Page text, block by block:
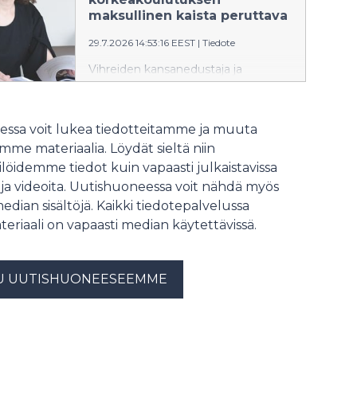
maksullinen kaista peruttava
29.7.2026 14:53:16 EEST | Tiedote
Vihreiden kansanedustaja ja
sivistysvaliokunnan jäsen Mari
opiskelijajärjestöjen laajaa kritiikkiä
esityksestä, joka mahdollistaisi
korkeakoulututkinnon suorittamisen
kokonaan maksullisena avoimessa
korkeakoulussa.
voit lukea tiedotteitamme ja muuta
materiaalia. Löydät sieltä niin
tiedot kuin vapaasti julkaistavissa
videoita. Uutishuoneessa voit nähdä myös
sisältöjä. Kaikki tiedotepalvelussa
on vapaasti median käytettävissä.
UUTISHUONEESEEMME